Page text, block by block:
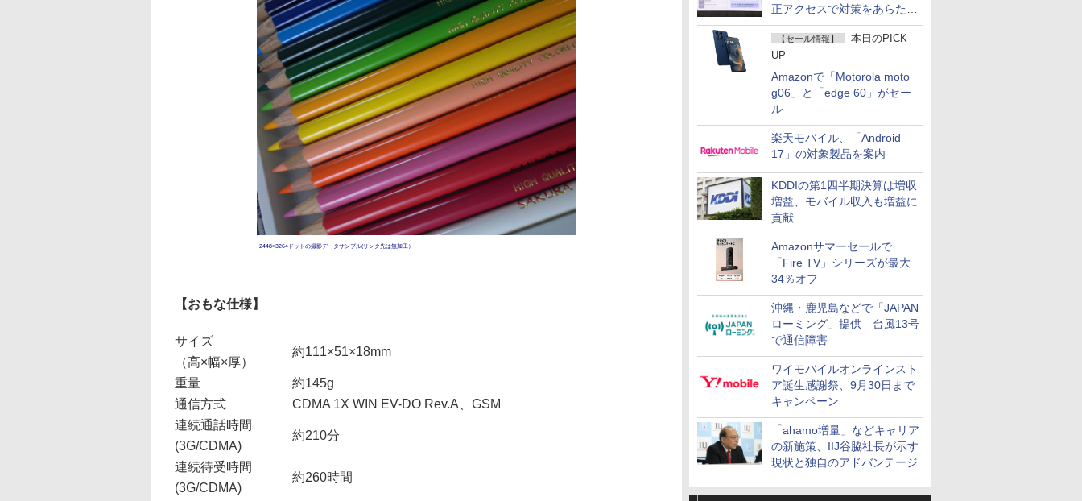
正アクセスで対策をあらため
て説明
【セール情報】
本日のPICK
UP
Amazonで「Motorola moto
g06」と「edge 60」がセー
ル
楽天モバイル、「Android
17」の対象製品を案内
KDDIの第1四半期決算は増収
増益、モバイル収入も増益に
貢献
Amazonサマーセールで
「Fire TV」シリーズが最大
34％オフ
沖縄・鹿児島などで「JAPAN
ローミング」提供 台風13号
で通信障害
ワイモバイルオンラインスト
ア誕生感謝祭、9月30日まで
キャンペーン
「ahamo増量」などキャリア
の新施策、IIJ谷脇社長が示す
現状と独自のアドバンテージ
2448×3264ドットの撮影データサンプル(リンク先は無加工）
【おもな仕様】
サイズ
（高×幅×厚）
約111×51×18mm
重量
約145g
通信方式
CDMA 1X WIN EV-DO Rev.A、GSM
連続通話時間
(3G/CDMA)
約210分
連続待受時間
(3G/CDMA)
約260時間